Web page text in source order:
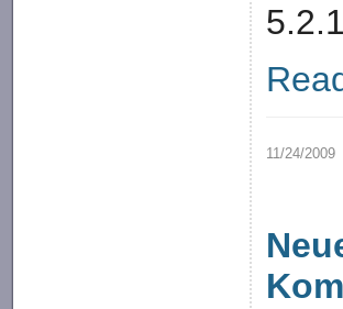
11/24/2009